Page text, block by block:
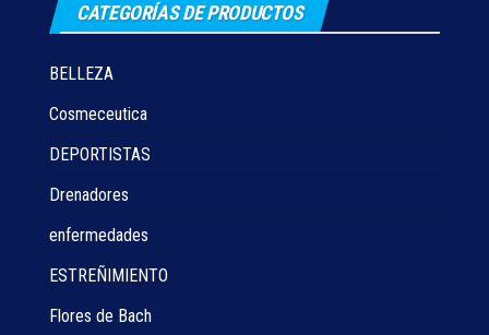
CATEGORÍAS DE PRODUCTOS
BELLEZA
Cosmeceutica
DEPORTISTAS
Drenadores
enfermedades
ESTREÑIMIENTO
Flores de Bach